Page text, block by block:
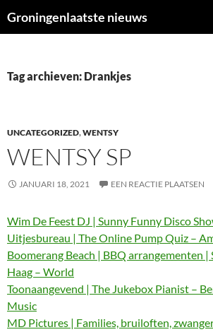
naar
Groningenlaatste nieuws
Tag archieven: Drankjes
UNCATEGORIZED,WENTSY
WENTSY SP
JANUARI 18, 2021 EEN REACTIE PLAATSEN
Wim De Feest DJ | Sunny Funny Disco
Uitjesbureau | The Online Pump Quiz –
Boomerang Beach | BBQ arrangementen |
Haag – World
Toonaangevend | The Jukebox Pianist –
Music
MD Pictures | Families, bruiloften,